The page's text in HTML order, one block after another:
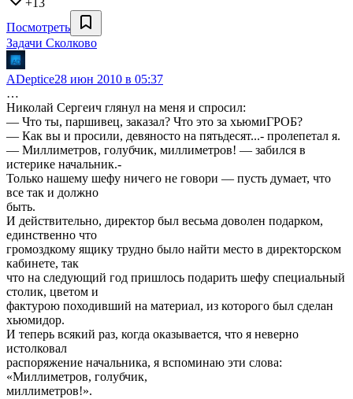
+13
Посмотреть
Задачи Сколково
ADeptice28 июн 2010 в 05:37
…
Николай Сергеич глянул на меня и спросил:
— Что ты, паршивец, заказал? Что это за хьюмиГРОБ?
— Как вы и просили, девяносто на пятьдесят...- пролепетал я.
— Миллиметров, голубчик, миллиметров! — забился в
истерике начальник.-
Только нашему шефу ничего не говори — пусть думает, что
все так и должно
быть.
И действительно, директор был весьма доволен подарком,
единственно что
громоздкому ящику трудно было найти место в директорском
кабинете, так
что на следующий год пришлось подарить шефу специальный
столик, цветом и
фактурою походивший на материал, из которого был сделан
хьюмидор.
И теперь всякий раз, когда оказывается, что я неверно
истолковал
распоряжение начальника, я вспоминаю эти слова:
«Миллиметров, голубчик,
миллиметров!».